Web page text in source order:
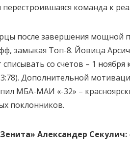
перестроившаяся команда к
после завершения мощной
замыкая Топ-8. Йовица
списывать со счетов – 1
Дополнительной
МБА-МАИ «-32» –
поклонников.
Александер Секулич: